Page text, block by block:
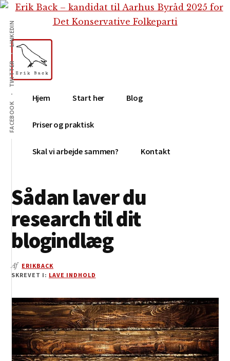
Skip
indhold
Gå
primær
sidebar
Skip
footer
Additional
menu
FACEBOOK
TWITTER
LINKEDIN
Erik
Back
Tekstforfatter,
content
creation,
blog,
medier
Hjem Start her Blog
Priser og praktisk
Skal vi arbejde sammen? Kontakt
Sådan laver du
research til dit
blogindlæg
Af ERIKBACK
SKREVET I: LAVE INDHOLD